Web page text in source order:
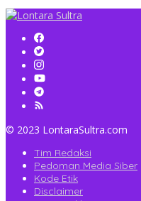
© 2023 LontaraSultra.com
Tim Redaksi
Pedoman Media Siber
Kode Etik
Disclaimer